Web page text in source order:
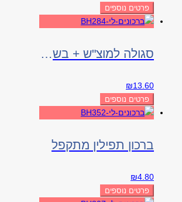
פרטים נוספים
סגולה למוצ"ש + בשמים
₪13.60
פרטים נוספים
ברכון תפילין מתקפל
₪4.80
פרטים נוספים